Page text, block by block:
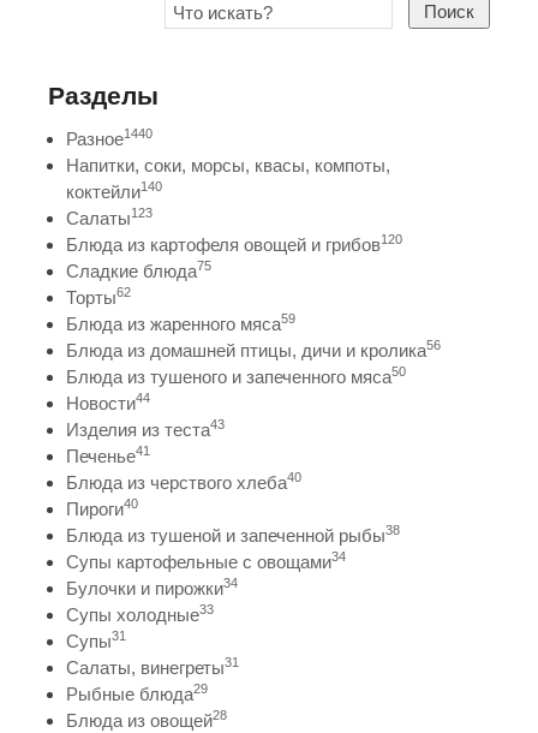
Поиск
Разделы
Разное1440
Напитки, соки, морсы, квасы, компоты,
коктейли140
Салаты123
Блюда из картофеля овощей и грибов120
Сладкие блюда75
Торты62
Блюда из жаренного мяса59
Блюда из домашней птицы, дичи и кролика56
Блюда из тушеного и запеченного мяса50
Новости44
Изделия из теста43
Печенье41
Блюда из черствого хлеба40
Пироги40
Блюда из тушеной и запеченной рыбы38
Супы картофельные с овощами34
Булочки и пирожки34
Супы холодные33
Супы31
Салаты, винегреты31
Рыбные блюда29
Блюда из овощей28